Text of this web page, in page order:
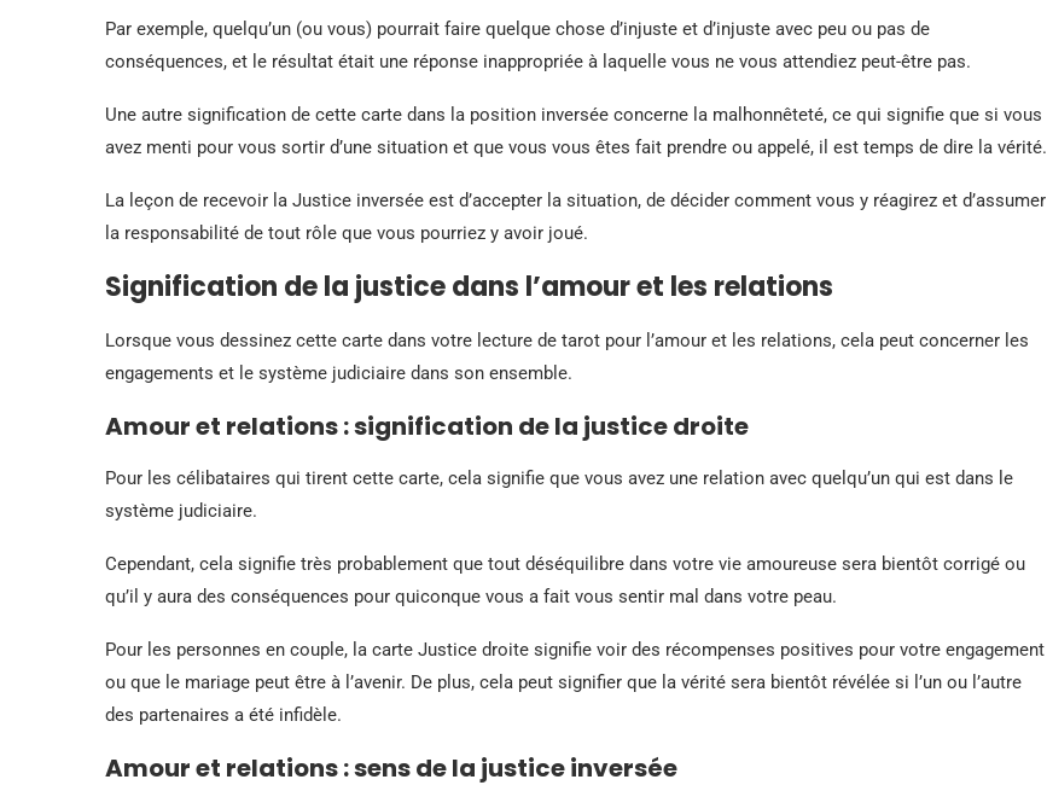
Par exemple, quelqu’un (ou vous) pourrait faire quelque chose d’injuste et d’injuste avec peu ou pas de
conséquences, et le résultat était une réponse inappropriée à laquelle vous ne vous attendiez peut-être pas.
Une autre signification de cette carte dans la position inversée concerne la malhonnêteté, ce qui signifie que si vous
avez menti pour vous sortir d’une situation et que vous vous êtes fait prendre ou appelé, il est temps de dire la vérité.
La leçon de recevoir la Justice inversée est d’accepter la situation, de décider comment vous y réagirez et d’assumer
la responsabilité de tout rôle que vous pourriez y avoir joué.
Signification de la justice dans l’amour et les relations
Lorsque vous dessinez cette carte dans votre lecture de tarot pour l’amour et les relations, cela peut concerner les
engagements et le système judiciaire dans son ensemble.
Amour et relations : signification de la justice droite
Pour les célibataires qui tirent cette carte, cela signifie que vous avez une relation avec quelqu’un qui est dans le
système judiciaire.
Cependant, cela signifie très probablement que tout déséquilibre dans votre vie amoureuse sera bientôt corrigé ou
qu’il y aura des conséquences pour quiconque vous a fait vous sentir mal dans votre peau.
Pour les personnes en couple, la carte Justice droite signifie voir des récompenses positives pour votre engagement
ou que le mariage peut être à l’avenir. De plus, cela peut signifier que la vérité sera bientôt révélée si l’un ou l’autre
des partenaires a été infidèle.
Amour et relations : sens de la justice inversée